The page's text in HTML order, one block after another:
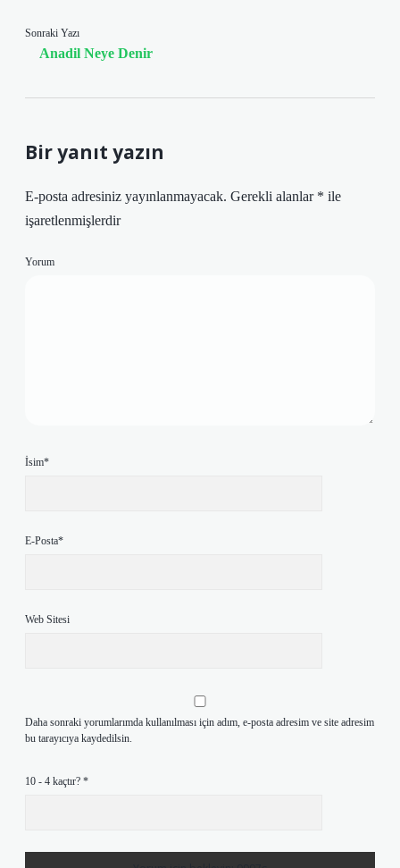
Sonraki Yazı
Anadil Neye Denir
Bir yanıt yazın
E-posta adresiniz yayınlanmayacak. Gerekli alanlar * ile
işaretlenmişlerdir
Yorum
İsim*
E-Posta*
Web Sitesi
Daha sonraki yorumlarımda kullanılması için adım, e-posta adresim ve site adresim
bu tarayıcıya kaydedilsin.
10 - 4 kaçtır? *